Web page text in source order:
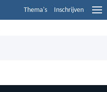
Thema's Inschrijven